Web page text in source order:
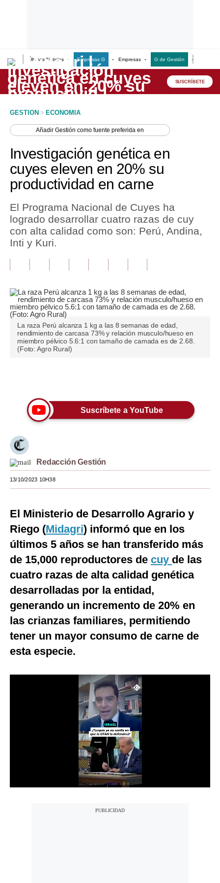
Últimas Noticias Empresas G Empresas G de Gestión
Lo último
Peru Quiosco
Economía
Mercados
Política
Tu Dinero
Finanzas Personales
Plus G
Opinión
Editorial
Tendencias
Lujo
Viajes
Moda
EEUU
México
España
Internacional
Tecnología
Club del Suscriptor
Mix
G de Gestión
SUSCRÍBETE
GESTION > ECONOMIA
AñadirGestión como fuente preferida en
Investigación genética en
cuyes eleven en 20% su
productividad en carne
El Programa Nacional de Cuyes ha
logrado desarrollar cuatro razas de cuy
con alta calidad como son: Perú, Andina,
Inti y Kuri.
La raza Perú alcanza 1 kg a las 8 semanas de edad,
rendimiento de carcasa 73% y relación musculo/hueso en
miembro pélvico 5.6:1 con tamaño de camada es de 2.68.
(Foto: Agro Rural)
Suscríbete a YouTube
Redacción Gestión
13/10/2023 10H38
El Ministerio de Desarrollo Agrario y
Riego (Midagri) informó que en los
últimos 5 años se han transferido más
de 15,000 reproductores de cuy de las
cuatro razas de alta calidad genética
desarrolladas por la entidad,
generando un incremento de 20% en
las crianzas familiares, permitiendo
tener un mayor consumo de carne de
esta especie.